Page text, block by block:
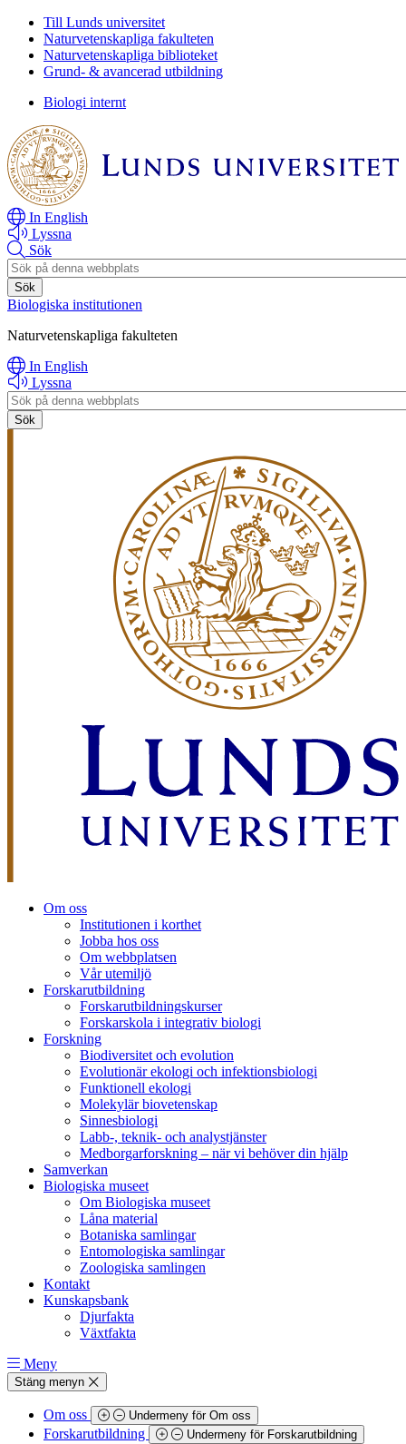
Hoppa
huvudinnehåll
Hoppa
huvudinnehåll
Till Lunds universitet
Naturvetenskapliga fakulteten
Naturvetenskapliga biblioteket
Grund- & avancerad utbildning
Biologi internt
In English
Lyssna
Sök
Header
search
Biologiska institutionen
Naturvetenskapliga fakulteten
In English
Lyssna
Header
search
Om oss
Institutionen i korthet
Jobba hos oss
Om webbplatsen
Vår utemiljö
Forskarutbildning
Forskarutbildningskurser
Forskarskola i integrativ biologi
Forskning
Biodiversitet och evolution
Evolutionär ekologi och infektionsbiologi
Funktionell ekologi
Molekylär biovetenskap
Sinnesbiologi
Labb-, teknik- och analystjänster
Medborgarforskning – när vi behöver din hjälp
Samverkan
Biologiska museet
Om Biologiska museet
Låna material
Botaniska samlingar
Entomologiska samlingar
Zoologiska samlingen
Kontakt
Kunskapsbank
Djurfakta
Växtfakta
Meny
Stäng menyn
Om oss Undermeny för Om oss
Forskarutbildning Undermeny för Forskarutbildning